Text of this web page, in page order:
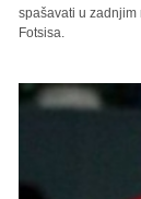
spašavati u zadnjim
Fotsisa.